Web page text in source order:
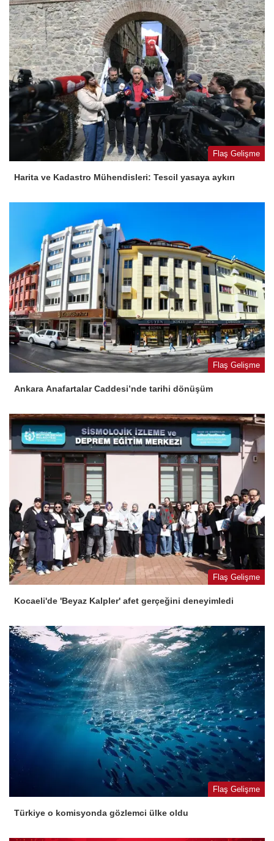
Flaş Gelişme
Harita ve Kadastro Mühendisleri: Tescil yasaya aykırı
Flaş Gelişme
Ankara Anafartalar Caddesi’nde tarihi dönüşüm
Flaş Gelişme
Kocaeli'de 'Beyaz Kalpler' afet gerçeğini deneyimledi
Flaş Gelişme
Türkiye o komisyonda gözlemci ülke oldu